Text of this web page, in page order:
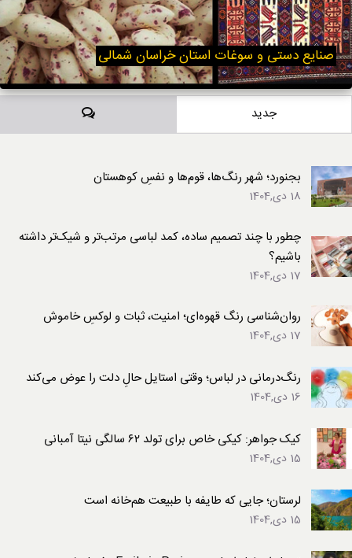
صنایع دستی و سوغات استان خراسان شمالی
جدید دیدگاه‌ها
بجنورد؛ شهر رنگ‌ها، قوم‌ها و نفسِ کوهستان
18 دی,1404
چطور با چند تصمیم ساده، کمد لباسی مرتب‌تر و شیک‌تر داشته
باشیم؟
17 دی,1404
روان‌شناسی رنگ قهوه‌ای؛ امنیت، ثبات و لوکسِ خاموش
17 دی,1404
رنگ‌درمانی در لباس؛ وقتی استایل حالِ دلت را عوض می‌کند
16 دی,1404
کیک جواهر: کیکی خاص برای تولد ۶۲ سالگی نیتا آمبانی
15 دی,1404
لرستان؛ جایی که طایفه با طبیعت هم‌خانه است
15 دی,1404